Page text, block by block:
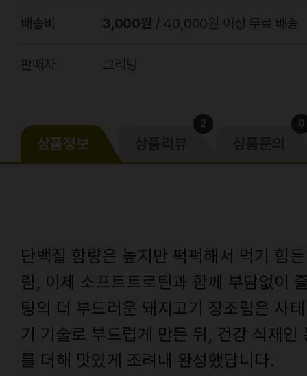
배송비 3,000원 / 40,000원 이상 무료 배송
판매자 그리팅
상품정보
2 0
단백질 함량은 높지만 퍽퍽해서 먹기 힘
림, 이제 소프트트로틴과 함께 부담없이
팅의 더 부드러운 돼지고기 장조림은 사
기 기술로 부드럽게 만든 뒤, 건강 식재인
를 더해 맛있게 조려내 완성했답니다.